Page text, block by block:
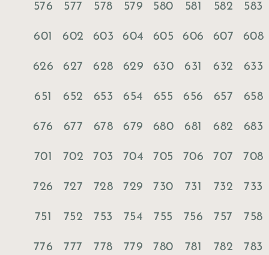
576 577 578 579 580 581 582 583
601 602 603 604 605 606 607 608
626 627 628 629 630 631 632 633
651 652 653 654 655 656 657 658
676 677 678 679 680 681 682 683
701 702 703 704 705 706 707 708
726 727 728 729 730 731 732 733
751 752 753 754 755 756 757 758
776 777 778 779 780 781 782 783